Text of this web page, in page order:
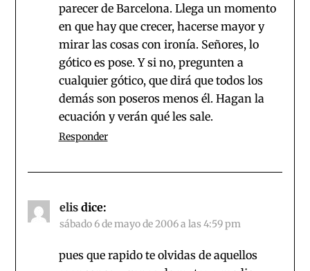
parecer de Barcelona. Llega un momento
en que hay que crecer, hacerse mayor y
mirar las cosas con ironía. Señores, lo
gótico es pose. Y si no, pregunten a
cualquier gótico, que dirá que todos los
demás son poseros menos él. Hagan la
ecuación y verán qué les sale.
Responder
elis dice:
sábado 6 de mayo de 2006 a las 4:59 pm
pues que rapido te olvidas de aquellos